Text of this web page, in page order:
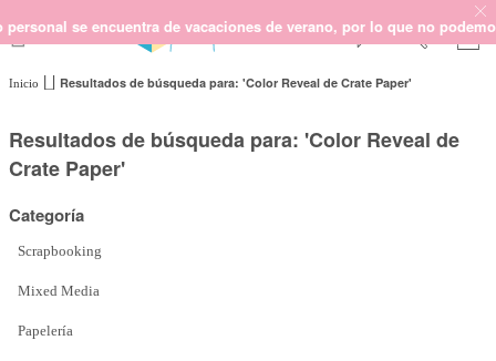
se encuentra de vacaciones de verano, por lo que no podemos
SCRAPBOOKING
MIXED MEDIA
CRAFT Y DIY
PAPELERÍA Y FIESTAS
REGALOS
PLANNERS
Inicio Resultados de búsqueda para: 'Color Reveal de Crate Paper'
Resultados de búsqueda para: 'Color Reveal de
Crate Paper'
Categoría
Scrapbooking
Mixed Media
Papelería